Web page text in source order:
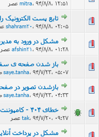
mitra، ۹۴/۸/۸، ۱۲:۵۱ عصر
تابع پست الکترونیک
shahram20، ۹۴/۸/۸، ۰۲:۰۵ عصر
مشکل در ورود به
afshin21 ، ۹۴/۸/۸، ۰۱:۲۸ عصر
باز شدن صفحه ی
saye.tanha، ۹۴/۷/۲۳، ۰۵:۰۷ صبح
بازشدن تصوير در
saye.tanha، ۹۴/۷/۲۳، ۰۴:۳۳ صبح
خطای 404 - کامپوننت پیدا نشد-منوی تماس با ما
tak، ۹۴/۷/۲۰، ۰۹:۲۷ عصر
مشکل در پرداخت